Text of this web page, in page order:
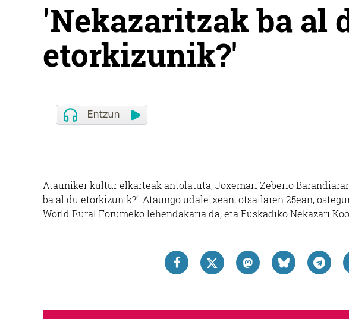
'Nekazaritzak ba al
etorkizunik?'
Atauniker kultur elkarteak antolatuta, Joxemari Zeberio
ba al du etorkizunik?’. Ataungo udaletxean, otsailaren 25ean,
World Rural Forumeko lehendakaria da, eta Euskadiko Nekazari